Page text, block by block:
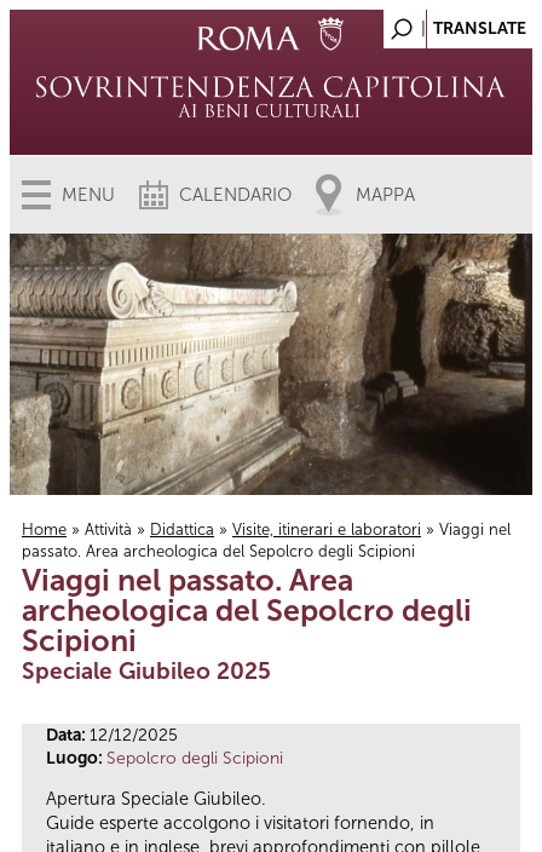
MENU CALENDARIO MAPPA
Tu sei qui
Home » Attività » Didattica » Visite, itinerari e laboratori » Viaggi nel
passato. Area archeologica del Sepolcro degli Scipioni
Viaggi nel passato. Area
archeologica del Sepolcro degli
Scipioni
Speciale Giubileo 2025
Data: 12/12/2025
Luogo: Sepolcro degli Scipioni
Apertura Speciale Giubileo.
Guide esperte accolgono i visitatori fornendo, in
italiano e in inglese, brevi approfondimenti con pillole